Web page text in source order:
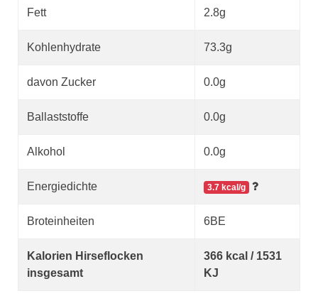
Fett 2.8g
Kohlenhydrate 73.3g
davon Zucker 0.0g
Ballaststoffe 0.0g
Alkohol 0.0g
Energiedichte 3.7 kcal/g
Broteinheiten 6BE
Kalorien Hirseflocken
insgesamt
366 kcal / 1531
KJ